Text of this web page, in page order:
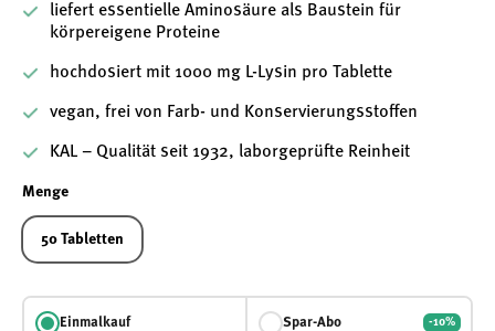
liefert essentielle Aminosäure als Baustein für
körpereigene Proteine
hochdosiert mit 1000 mg L-Lysin pro Tablette
vegan, frei von Farb- und Konservierungsstoffen
KAL – Qualität seit 1932, laborgeprüfte Reinheit
Menge
50 Tabletten
Einmalkauf Spar-Abo -10%